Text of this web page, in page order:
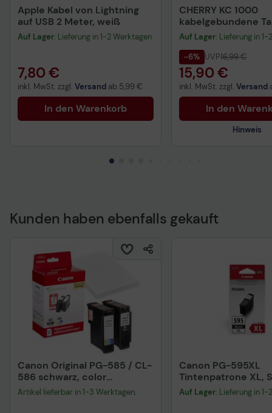
Apple Kabel von Lightning
auf USB 2 Meter, weiß
Auf Lager: Lieferung in 1-2 Werktagen
7,80 €
inkl. MwSt. zzgl. Versand ab 5,99 €
In den Warenkorb
CHERRY KC 1000
kabelgebundene
QWERTZ DE -
Auf Lager: Lieferung in
-6% UVP16,99 €
15,90 €
inkl. MwSt. zzgl. Versand
In den
Hinweis
Technisches
Kunden haben ebenfalls gekauft
Canon Original PG-585 / CL-
586 schwarz, color
Druckerpatronen +
Artikel lieferbar in 1-3 Werktagen.
Canon PG-595XL
Tintenpatrone XL,
Auf Lager: Lieferung in